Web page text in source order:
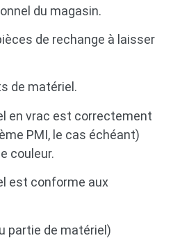
du magasin.
de rechange à laisser
de matériel.
en vrac est correctement
PMI, le cas échéant)
couleur.
est conforme aux
partie de matériel)